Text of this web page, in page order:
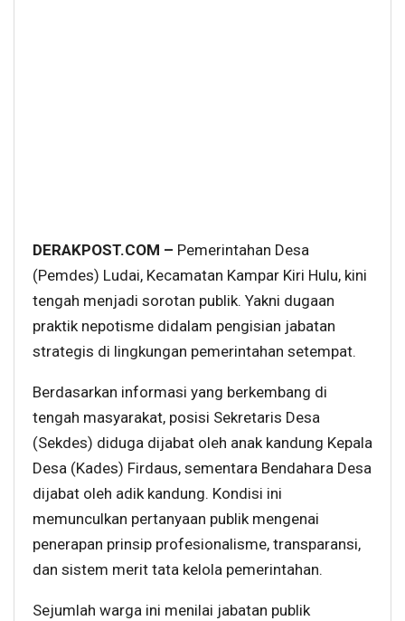
DERAKPOST.COM – Pemerintahan Desa
(Pemdes) Ludai, Kecamatan Kampar Kiri Hulu, kini
tengah menjadi sorotan publik. Yakni dugaan
praktik nepotisme didalam pengisian jabatan
strategis di lingkungan pemerintahan setempat.
Berdasarkan informasi yang berkembang di
tengah masyarakat, posisi Sekretaris Desa
(Sekdes) diduga dijabat oleh anak kandung Kepala
Desa (Kades) Firdaus, sementara Bendahara Desa
dijabat oleh adik kandung. Kondisi ini
memunculkan pertanyaan publik mengenai
penerapan prinsip profesionalisme, transparansi,
dan sistem merit tata kelola pemerintahan.
Sejumlah warga ini menilai jabatan publik